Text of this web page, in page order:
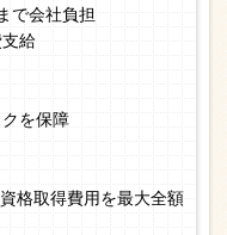
で会社負担
給
を保障
格取得費用を最大全額